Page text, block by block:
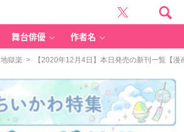
舞台俳優 作者名
地獄楽 > 【2020年12月4日】本日発売の新刊一覧【漫